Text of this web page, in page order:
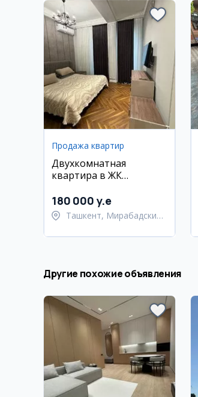
Продажа квартир
Двухкомнатная
квартира в ЖК
180 000 y.e
Ташкент, Мирабадский
Другие похожие объявления